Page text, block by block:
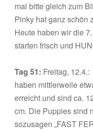
mal bitte gleich zum
Pinky hat ganz schön
Heute haben wir die
starten frisch und
Tag 51: Freitag,
haben mittlerweile
erreicht und sind ca.
cm. Die Puppies sind
sozusagen „FAST